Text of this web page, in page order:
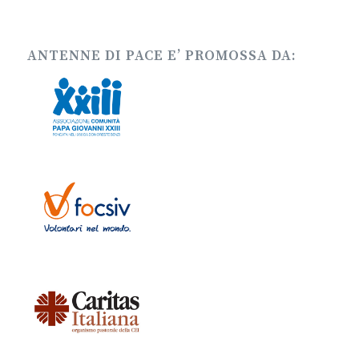
ANTENNE DI PACE E’ PROMOSSA DA: